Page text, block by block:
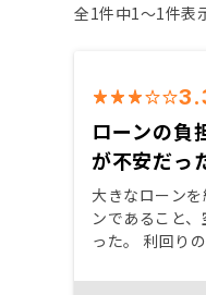
全1件中1〜1件表
ローンの負
が不安だっ
大きなローン
ンであること
った。 利回りのいい物件を探して